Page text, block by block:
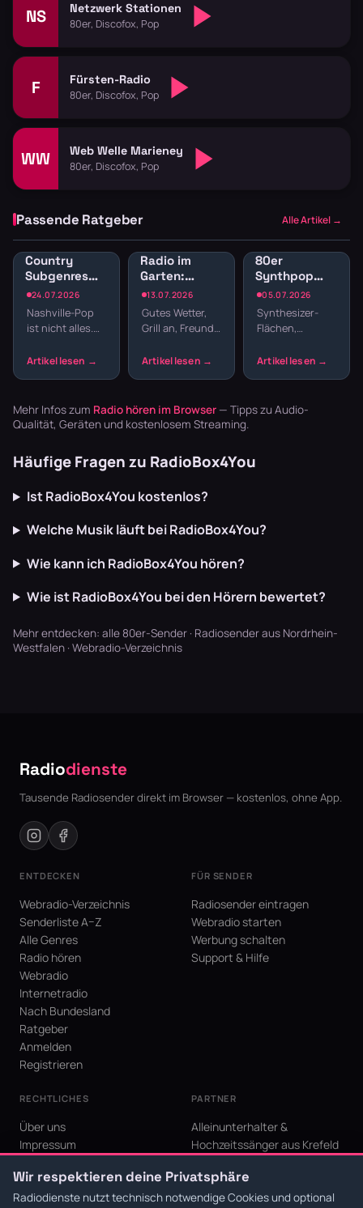
NS Netzwerk Stationen
80er, Discofox, Pop
F Fürsten-Radio
80er, Discofox, Pop
WW Web Welle Marieney
80er, Discofox, Pop
Passende Ratgeber Alle Artikel →
24.07.2026
Country
Subgenres
Radio:
Bluegrass,
Honky Tonk
Nashville-Pop
ist nicht alles.
Wurzeln, die
Monroes
Bluegrass …
13.07.2026
Radio im
Garten:
Sender für
Gartenparty
und
Grillabend
Gutes Wetter,
Grill an, Freunde
noch die
Sender im
Garten läu…
05.07.2026
80er
Synthpop
Radio: New
Wave und
elektronische
Synthesizer-
Flächen,
Melodien und
Beats –
Mehr Infos zum Radio hören im Browser — Tipps zu Audio-
Qualität, Geräten und kostenlosem Streaming.
Häufige Fragen zu RadioBox4You
Ist RadioBox4You kostenlos?
Welche Musik läuft bei RadioBox4You?
Wie kann ich RadioBox4You hören?
Wie ist RadioBox4You bei den Hörern bewertet?
Mehr entdecken: alle 80er-Sender · Radiosender aus Nordrhein-
Westfalen · Webradio-Verzeichnis
Radiodienste
Tausende Radiosender direkt im Browser — kostenlos, ohne App.
ENTDECKEN
Webradio-Verzeichnis
Senderliste A–Z
Alle Genres
Radio hören
Webradio
Internetradio
Nach Bundesland
Ratgeber
Anmelden
Registrieren
FÜR SENDER
Radiosender eintragen
Webradio starten
Werbung schalten
Support & Hilfe
RECHTLICHES
Über uns
Impressum
AGB
Cookie-Einstellungen
PARTNER
Alleinunterhalter &
Hochzeitssänger aus Krefeld
Krefeld für den Niederrhein
Wir respektieren deine Privatsphäre
Radiodienste nutzt technisch notwendige Cookies und optional